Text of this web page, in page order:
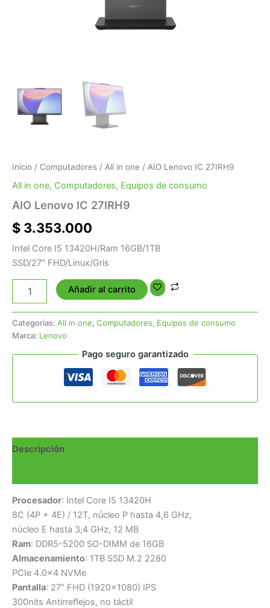
Inicio / Computadores / All in one / AIO Lenovo IC 27IRH9
All in one, Computadores, Equipos de consumo
AIO Lenovo IC 27IRH9
$ 3.353.000
Intel Core I5 13420H/Ram 16GB/1TB
SSD/27″ FHD/Linux/Gris
Añadir al carrito
Categorías: All in one, Computadores, Equipos de consumo
Marca: Lenovo
Pago seguro garantizado
Descripción
Procesador: Intel Core I5 13420H
8C (4P + 4E) / 12T, núcleo P hasta 4,6 GHz,
núcleo E hasta 3,4 GHz, 12 MB
Ram: DDR5-5200 SO-DIMM de 16GB
Almacenamiento: 1TB SSD M.2 2280
PCIe 4.0×4 NVMe
Pantalla: 27″ FHD (1920×1080) IPS
300nits Antirreﬂejos, no táctil